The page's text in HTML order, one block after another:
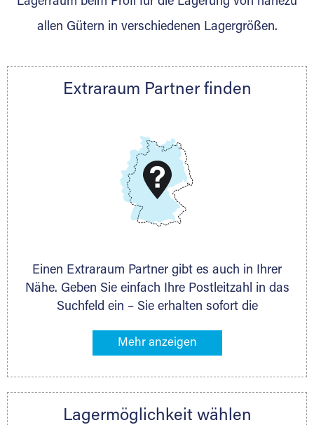
Nachricht.
Telefon:+49 6145 5442 - 404
DMG Aktiengesellschaft
www.dmg-ag.com
allen Gütern in verschiedenen Lagergrößen.
Extraraum Partner finden
Einen Extraraum Partner gibt es auch in Ihrer
Nähe. Geben Sie einfach Ihre Postleitzahl in das
Suchfeld ein – Sie erhalten sofort die
Lagermöglichkeiten in Ihrer Nähe. An zahlreichen
direkt online mieten. Gibt es Extraraum noch
nächstgelegenen Partner und besprechen alles
Lagermöglichkeit wählen